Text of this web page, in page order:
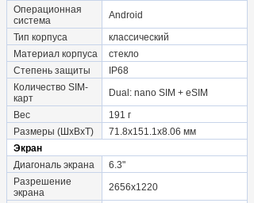
Операционная
система
Android
Тип корпуса
классический
Материал корпуса
стекло
Степень защиты
IP68
Количество SIM-
карт
Dual: nano SIM + eSIM
Вес
191 г
Размеры (ШxВxТ)
71.8x151.1x8.06 мм
Экран
Диагональ экрана
6.3"
Разрешение
экрана
2656x1220